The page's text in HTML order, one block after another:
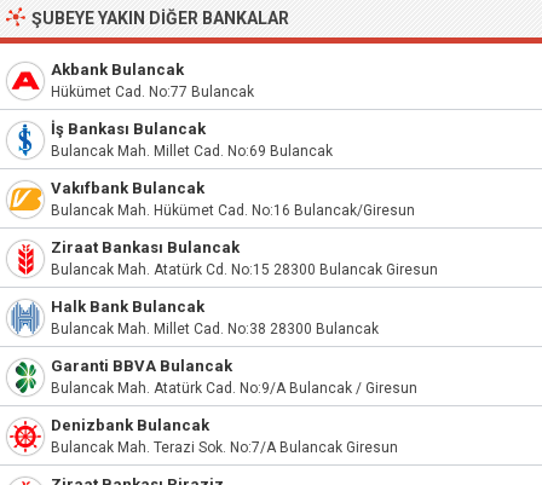
ŞUBEYE YAKIN DIĞER BANKALAR
Akbank Bulancak
Hükümet Cad. No:77 Bulancak
İş Bankası Bulancak
Bulancak Mah. Millet Cad. No:69 Bulancak
Vakıfbank Bulancak
Bulancak Mah. Hükümet Cad. No:16 Bulancak/Giresun
Ziraat Bankası Bulancak
Bulancak Mah. Atatürk Cd. No:15 28300 Bulancak Giresun
Halk Bank Bulancak
Bulancak Mah. Millet Cad. No:38 28300 Bulancak
Garanti BBVA Bulancak
Bulancak Mah. Atatürk Cad. No:9/A Bulancak / Giresun
Denizbank Bulancak
Bulancak Mah. Terazi Sok. No:7/A Bulancak Giresun